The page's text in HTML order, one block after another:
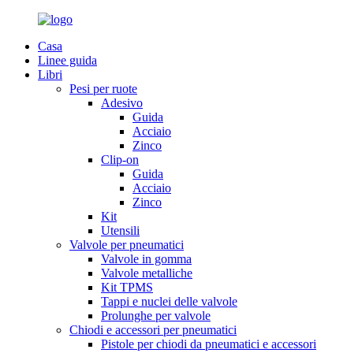
Casa
Linee guida
Libri
Pesi per ruote
Adesivo
Guida
Acciaio
Zinco
Clip-on
Guida
Acciaio
Zinco
Kit
Utensili
Valvole per pneumatici
Valvole in gomma
Valvole metalliche
Kit TPMS
Tappi e nuclei delle valvole
Prolunghe per valvole
Chiodi e accessori per pneumatici
Pistole per chiodi da pneumatici e accessori